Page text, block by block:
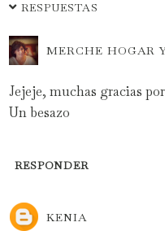
RESPUESTAS
MERCHE HOGAR
Jejeje, muchas gracias
Un besazo
RESPONDER
KENIA